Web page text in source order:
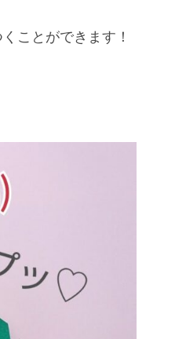
ことができます！